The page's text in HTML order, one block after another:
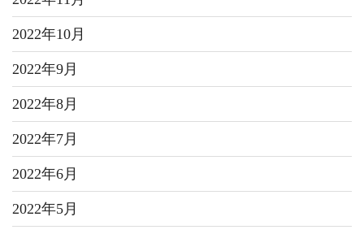
2022年10月
2022年9月
2022年8月
2022年7月
2022年6月
2022年5月